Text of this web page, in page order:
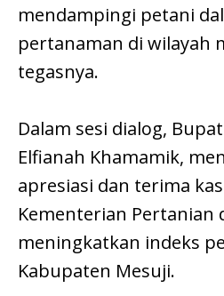
mendampingi petani
pertanaman di wilayah
tegasnya.
Dalam sesi dialog,
Elfianah Khamamik,
apresiasi dan terima
Kementerian Pertanian
meningkatkan indeks
Kabupaten Mesuji.